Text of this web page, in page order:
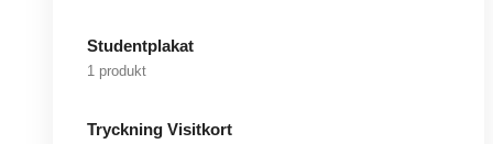
Studentplakat
1 produkt
Tryckning Visitkort